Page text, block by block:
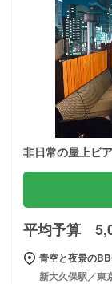
非日常の屋上ビ
平均予算
青空と夜景の
新大久保駅／東